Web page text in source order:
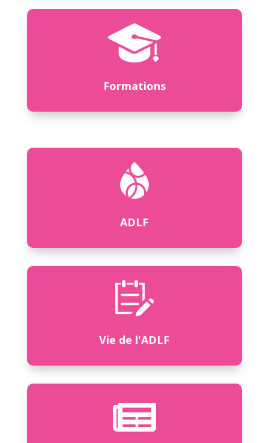
Formations
ADLF
Vie de l'ADLF
